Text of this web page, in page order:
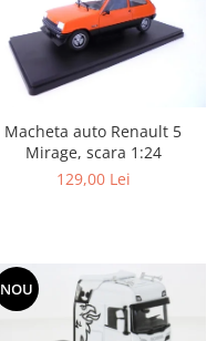
Macheta auto Renault 5
Mirage, scara 1:24
129,00 Lei
NOU